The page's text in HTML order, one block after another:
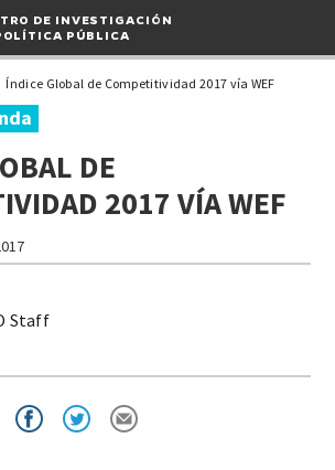
DE INVESTIGACIÓN
PÚBLICA
Índice Global de Competitividad 2017 vía WEF
DE
2017 VÍA WEF
Staff